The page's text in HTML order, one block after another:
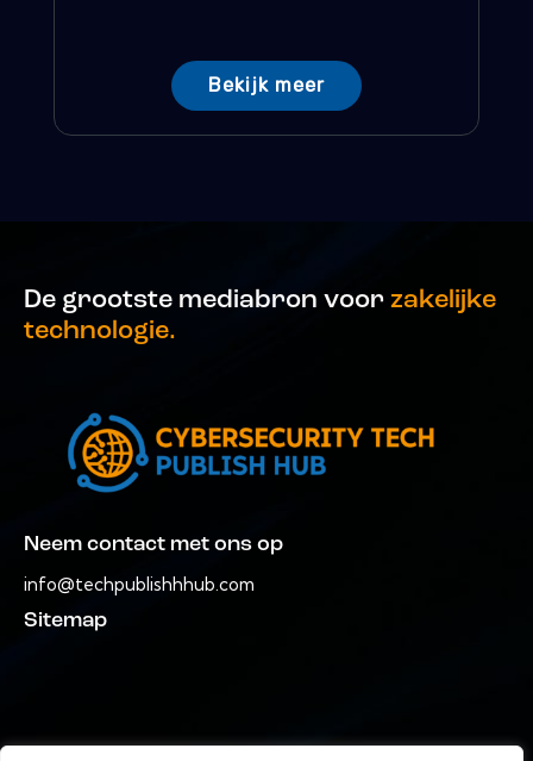
Bekijk meer
De grootste mediabron voor zakelijke
technologie.
Neem contact met ons op
info@techpublishhhub.com
Sitemap